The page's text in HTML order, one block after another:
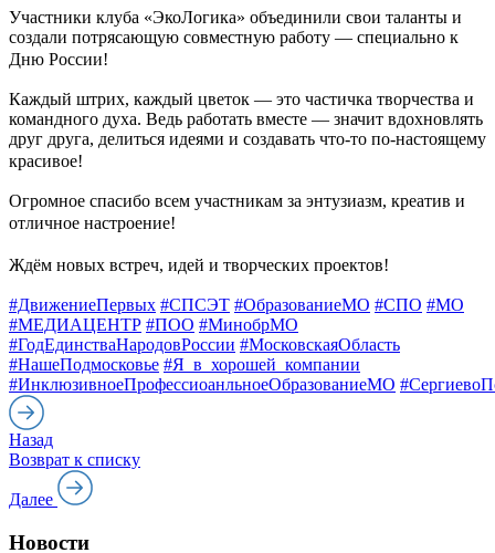
Участники клуба «ЭкоЛогика» объединили свои таланты и
создали потрясающую совместную работу — специально к
Дню России!
Каждый штрих, каждый цветок — это частичка творчества и
командного духа. Ведь работать вместе — значит вдохновлять
друг друга, делиться идеями и создавать что‑то по‑настоящему
красивое!
Огромное спасибо всем участникам за энтузиазм, креатив и
отличное настроение!
Ждём новых встреч, идей и творческих проектов!
#ДвижениеПервых #СПСЭТ #ОбразованиеМО #СПО #МО
#МЕДИАЦЕНТР #ПОО #МинобрМО
#ГодЕдинстваНародовРоссии #МосковскаяОбласть
#НашеПодмосковье #Я_в_хорошей_компании
#ИнклюзивноеПрофессиоанльноеОбразованиеМО
Назад
Возврат к списку
Далее
Новости